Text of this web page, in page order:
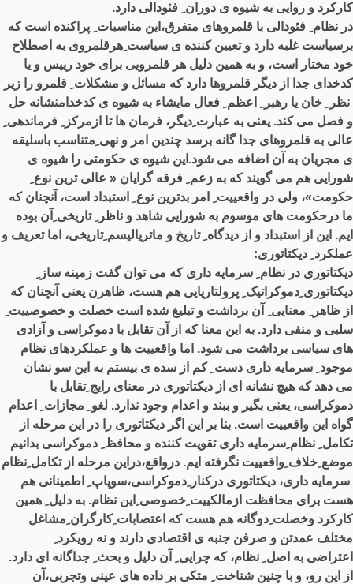
کارکرد و روایی به شیوه ی دوران ِ فئودالی دارد.
در نظام ِ فئودالی با قلمروهای متفرق،این مناسبات ِ پراکنده است که
برسیاست غلبه دارد و تعیین کننده ی سیاست ِهرقلمروی به اصطلاح
خود مختار است، و به همین دلیل هر قلمرویی برای خود رییس و یا
کدخدای جدا از دیگر قلمروها دارد که مسائل و مشکلات ِ قلمرو را زیر
ِ نظر ِ خان یا رهبر ِ اعظم ِ فعال مایشاء به شیوه ی کدخدامنشانه حل
و فصل می کند. یعنی به عبارت ِدیگر، فرمان ها تا ازمرکز ِ فرماندهی ِ
عالی به قلمروهای جدا گانه برسد چندین امر و نهی ِمتناسب باسلیقه
ی مجریان به آن اضافه می شود. این شیوه ی حکومتی را شیوه ی
شورایی هم می گویند که به زعم ِ فرقه گرایان « عالی ترین نوع ِ
حکومت»، ولی در واقعییت ِ امر بدترین نوع ِ استبداد است، آنچنان که
ما درحکومت های موسوم به شورایی شاهد و ناظر ِ تاریخی ِآن بوده
ایم. این از استبداد و از دیدگاه ِ تاریخ و ماتریالیسم ِتاریخی، اما تعریف و
عملکرد ِ دیکتاتوری:
دیکتاتوری در نظام ِ سرمایه داری که می توان گفت زمینه ساز ِ
دیکتاتوری ِدموکراتیک ِ پرولتاریایی هم هست، ظاهرن یعنی آنچنان که
از ظاهر ِ معنایی ِ آن برداشت و تبلیغ شده است خصلت و خصوصییت ِ
سلبی و منفی دارد. به این معنا که از آن تقابل با دموکراسی و آزادی
های سیاسی برداشت می شود. اما واقعییت ها و عملکردهای نظام
ِموجود ِ سرمایه داری دست ِ کم از سده ی بیستم به این سو نشان
می دهد که هیچ نشانه ای از دیکتاتوری در معنای رایج ِتقابل با
دموکراسی، یعنی بگیر و ببند و اعدام وجود ندارد. لغو ِ مجازات ِ اعدام
گواه این واقعییت است. بنا بر این اگر دیکتاتوری را در این مرحله از
تکامل ِ نظام ِسرمایه داری تقویت کننده و محافظ ِ دموکراسی بدانیم
موضع ِخلاف ِواقعییت نگرفته ایم. درواقع،دراین مرحله از تکامل ِنظام
ِ سرمایه داری، دیکتاتوری درکنار ِدموکراسی،سوپاپ ِ اطمینانی هم
هست برای محافظت ازمالکییت ِخصوصی ِاین نظام. به دلیل ِ همین
کارکرد وخصلت ِدوگانه هم هست که اعتصابات ِکارگران ِمشاغل
ِمختلف عمدتن و صرفن جنبه ی اقتصادی دارند و نه رویکرد ِ
اعتراضی به اصل ِ نظام، که چرایی ِ آن دلیل و بحث ِ جداگانه ای دارد.
از این رو، و با چنین شناخت ِ متکی بر داده های عینی وتجربی،آن